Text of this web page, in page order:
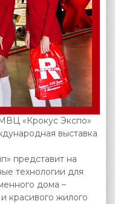
«Крокус Экспо»
выставка
представит на
технологии для
дома –
красивого жилого